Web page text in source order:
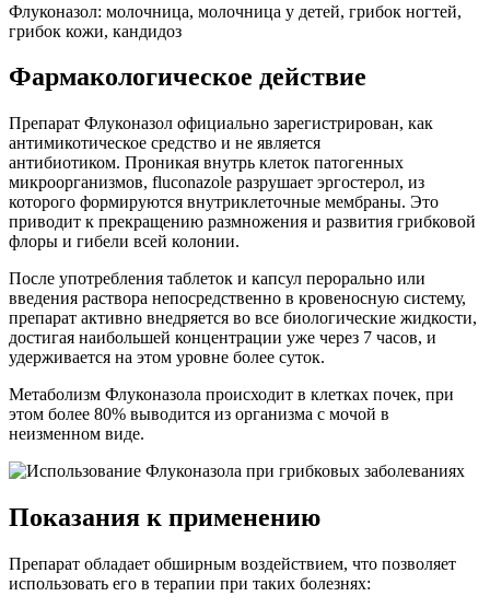
Флуконазол: молочница, молочница у детей, грибок ногтей,
грибок кожи, кандидоз
Фармакологическое действие
Препарат Флуконазол официально зарегистрирован, как
антимикотическое средство и не является
антибиотиком. Проникая внутрь клеток патогенных
микроорганизмов, fluconazole разрушает эргостерол, из
которого формируются внутриклеточные мембраны. Это
приводит к прекращению размножения и развития грибковой
флоры и гибели всей колонии.
После употребления таблеток и капсул перорально или
введения раствора непосредственно в кровеносную систему,
препарат активно внедряется во все биологические жидкости,
достигая наибольшей концентрации уже через 7 часов, и
удерживается на этом уровне более суток.
Метаболизм Флуконазола происходит в клетках почек, при
этом более 80% выводится из организма с мочой в
неизменном виде.
Показания к применению
Препарат обладает обширным воздействием, что позволяет
использовать его в терапии при таких болезнях: